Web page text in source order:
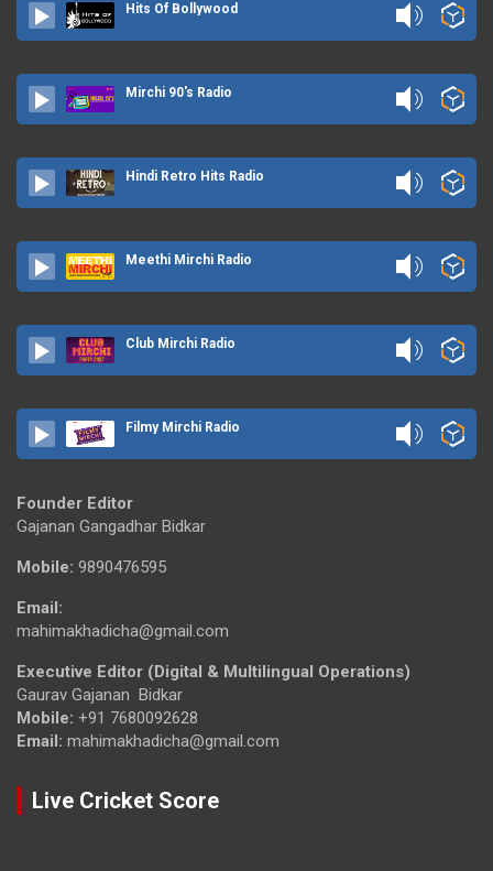
Hits Of Bollywood
Mirchi 90's Radio
Hindi Retro Hits Radio
Meethi Mirchi Radio
Club Mirchi Radio
Filmy Mirchi Radio
Founder Editor
Gajanan Gangadhar Bidkar
Mobile: 9890476595
Email:
mahimakhadicha@gmail.com
Executive Editor (Digital & Multilingual Operations)
Gaurav Gajanan Bidkar
Mobile: +91 7680092628
Email: mahimakhadicha@gmail.com
Live Cricket Score